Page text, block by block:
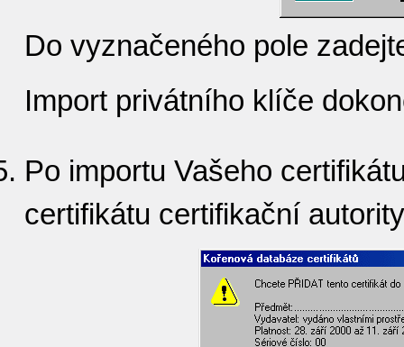
Do vyznačeného pole
Import privátního klíče
Po importu Vašeho
certifikátu certifikační